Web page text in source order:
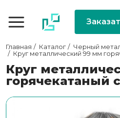
Главная Каталог Черный
Круг металлический 99 мм
Круг
горячекатаный